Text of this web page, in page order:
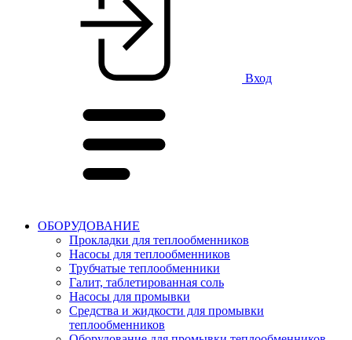
Вход
ОБОРУДОВАНИЕ
Прокладки для теплообменников
Насосы для теплообменников
Трубчатые теплообменники
Галит, таблетированная соль
Насосы для промывки
Средства и жидкости для промывки
теплообменников